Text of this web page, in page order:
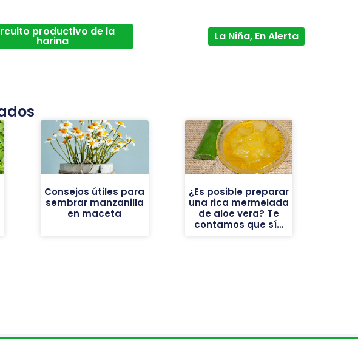
productivo de la
harina La Niña, En Alerta
Consejos útiles para
sembrar manzanilla
en maceta
¿Es posible preparar
una rica mermelada
de aloe vera? Te
contamos que sí…